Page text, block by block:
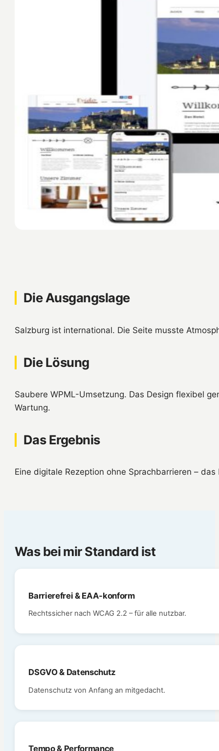
Die Ausgangslage
Salzburg ist international. Die Seite musste
Die Lösung
Saubere WPML-Umsetzung. Das Design flexibel
Wartung.
Das Ergebnis
Eine digitale Rezeption ohne Sprachbarrieren –
Was bei mir Standard ist
Barrierefrei & EAA-konform
Rechtssicher nach WCAG 2.2 – für alle nutzbar.
DSGVO & Datenschutz
Datenschutz von Anfang an mitgedacht.
Tempo & Performance